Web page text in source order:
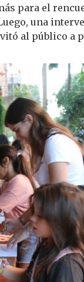
para el
una
al público a